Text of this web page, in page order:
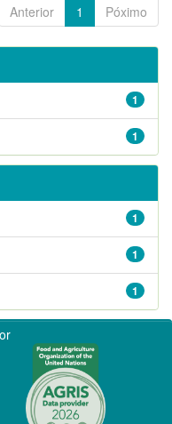
Anterior 1 Póximo
1
1
1
1
1